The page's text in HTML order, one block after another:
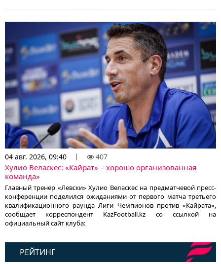
04 авг. 2026, 09:40 407
Хулио Веласкес: «Кайрат» – хорошо организованная
команда»
Главный тренер «Левски» Хулио Веласкес на предматчевой пресс-
конференции поделился ожиданиями от первого матча третьего
квалификационного раунда Лиги Чемпионов против «Кайрата»,
сообщает корреспондент KazFootball.kz со ссылкой на
официальный сайт клуба:
РЕЙТИНГ